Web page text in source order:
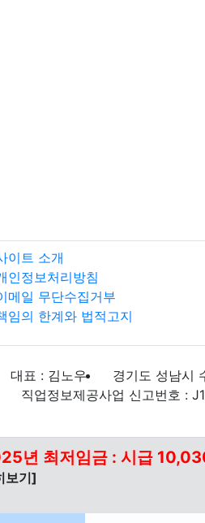
이트 소개
인정보처리방침
메일 무단수집거부
임의 한계와 법적고지
대표 : 김노우 경기도 성남시
직업정보제공사업 신고번호 :
년 최저임금 : 시급
보기]